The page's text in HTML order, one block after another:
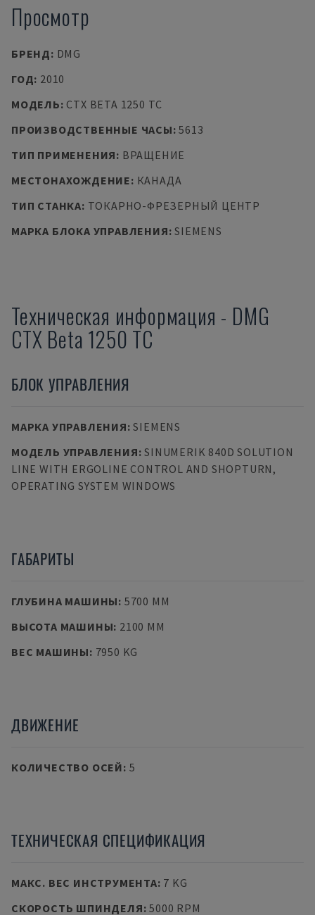
Просмотр
БРЕНД: DMG
ГОД: 2010
МОДЕЛЬ: CTX BETA 1250 TC
ПРОИЗВОДСТВЕННЫЕ ЧАСЫ:5613
ТИП ПРИМЕНЕНИЯ: ВРАЩЕНИЕ
МЕСТОНАХОЖДЕНИЕ: КАНАДА
ТИП СТАНКА: ТОКАРНО-ФРЕЗЕРНЫЙ ЦЕНТР
МАРКА БЛОКА УПРАВЛЕНИЯ:SIEMENS
Техническая информация - DMG
CTX Beta 1250 TC
БЛОК УПРАВЛЕНИЯ
МАРКА УПРАВЛЕНИЯ:SIEMENS
МОДЕЛЬ УПРАВЛЕНИЯ:SINUMERIK 840D SOLUTION
LINE WITH ERGOLINE CONTROL AND SHOPTURN,
OPERATING SYSTEM WINDOWS
ГАБАРИТЫ
ГЛУБИНА МАШИНЫ: 5700 MM
ВЫСОТА МАШИНЫ: 2100 MM
ВЕС МАШИНЫ: 7950 KG
ДВИЖЕНИЕ
КОЛИЧЕСТВО ОСЕЙ: 5
ТЕХНИЧЕСКАЯ СПЕЦИФИКАЦИЯ
МАКС. ВЕС ИНСТРУМЕНТА: 7 KG
СКОРОСТЬ ШПИНДЕЛЯ:5000 RPM